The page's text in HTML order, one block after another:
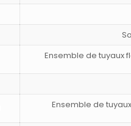
Ensemble de tuyaux
Ensemble de